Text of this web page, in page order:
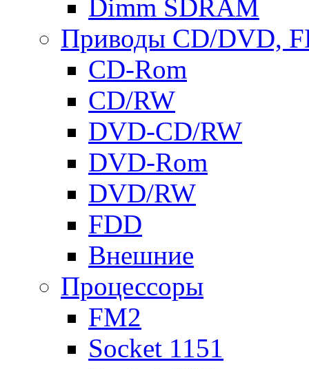
Dimm SDRAM
Приводы СD/DVD,
CD-Rom
CD/RW
DVD-CD/RW
DVD-Rom
DVD/RW
FDD
Внешние
Процессоры
FM2
Socket 1151